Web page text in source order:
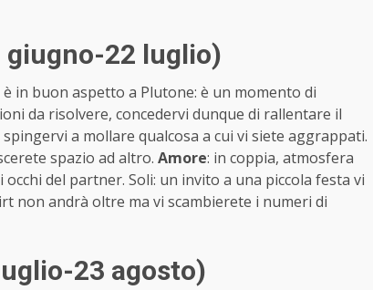
giugno-22 luglio)
in buon aspetto a Plutone: è un momento di
da risolvere, concedervi dunque di rallentare il
a mollare qualcosa a cui vi siete aggrappati.
spazio ad altro. Amore: in coppia, atmosfera
del partner. Soli: un invito a una piccola festa vi
non andrà oltre ma vi scambierete i numeri di
23 agosto)